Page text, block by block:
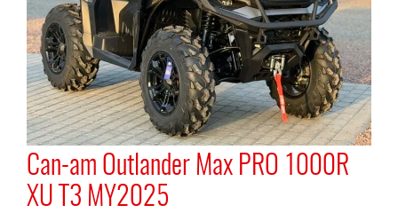
Can-am Outlander Max PRO 1000R
XU T3 MY2025